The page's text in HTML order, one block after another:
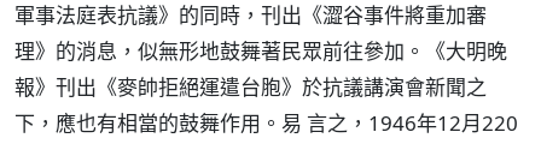
軍事法庭表抗議》的同時，刊出《澀谷事件將重加審
理》的消息，似無形地鼓舞著民眾前往參加。《大明晚
報》刊出《麥帥拒絕運遣台胞》於抗議講演會新聞之
下，應也有相當的鼓舞作用。易 言之，1946年12月220